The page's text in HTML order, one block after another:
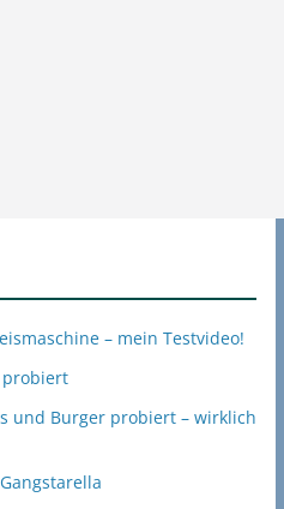
– mein Testvideo!
probiert
und Burger probiert – wirklich